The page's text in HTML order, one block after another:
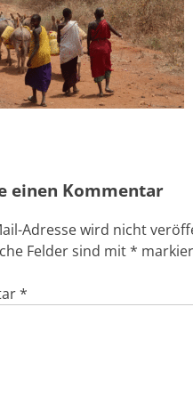
einen Kommentar
Adresse wird nicht
Felder sind mit*
*